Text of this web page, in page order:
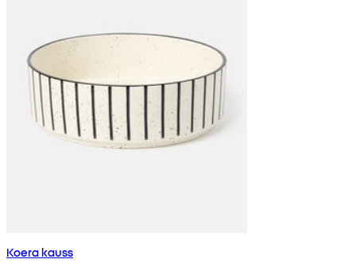
Koera kauss